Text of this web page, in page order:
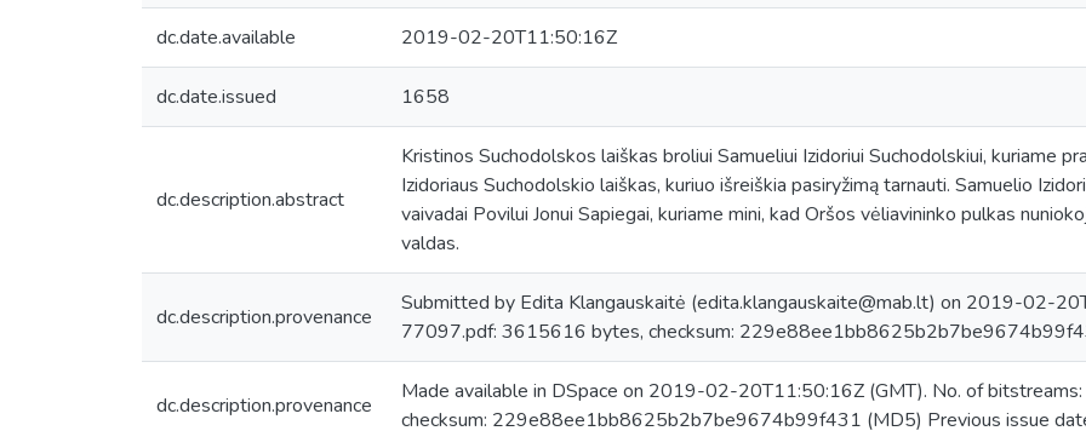
dc.date.available 2019-02-20T11:50:16Z
dc.date.issued 1658
dc.description.abstract
Kristinos Suchodolskos laiškas broliui Samueliui Izidoriui Suchodolskiui, kuriame
Izidoriaus Suchodolskio laiškas, kuriuo išreiškia pasiryžimą tarnauti. Samuelio
vaivadai Povilui Jonui Sapiegai, kuriame mini, kad Oršos vėliavininko pulkas
valdas.
dc.description.provenance
Submitted by Edita Klangauskaitė (edita.klangauskaite@mab.lt) on 2019-02-
77097.pdf: 3615616 bytes, checksum:
dc.description.provenance
Made available in DSpace on 2019-02-20T11:50:16Z (GMT). No. of
checksum: 229e88ee1bb8625b2b7be9674b99f431 (MD5) Previous issue